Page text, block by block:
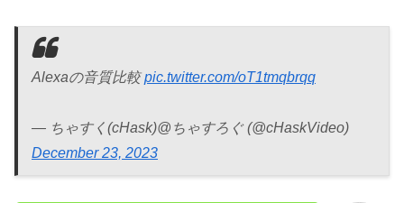
Alexaの音質比較pic.twitter.com/oT1tmqbrqq
— ちゃすく(cHask)@ちゃすろぐ (@cHaskVideo)
December 23, 2023